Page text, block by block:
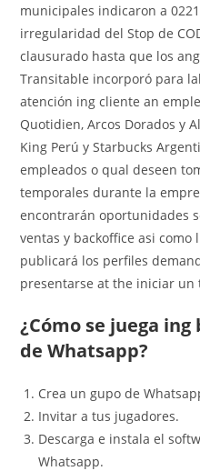
municipales indicaron a
irregularidad del Stop de
clausurado hasta que los
Transitable incorporó para
atención ing cliente an
Quotidien, Arcos Dorados y
King Perú y Starbucks
empleados o qual deseen
temporales durante la
encontrarán oportunidades
ventas y backoffice asi como
publicará los perfiles
presentarse at the iniciar un
¿Cómo se juega
de Whatsapp?
Crea un gupo de
Invitar a tus jugadores.
Descarga e instala el
Whatsapp.